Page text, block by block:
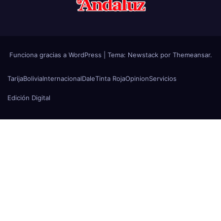
Funciona gracias a WordPress Tema: Newstackpor Themeansar.
TarijaBoliviaInternacionalDaleTinta RojaOpinionServicios
Edición Digital